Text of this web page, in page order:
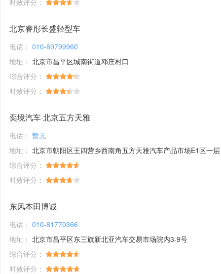
时效评分：
北京睿彤长盛轻型车
电话： 010-80799960
地址： 北京市昌平区城南街道邓庄村口
综合评分：
时效评分：
奕境汽车·北京五方天雅
电话： 暂无
地址： 北京市朝阳区王四营乡西南角五方天雅汽车产品市场E1区一层
综合评分：
时效评分：
东风本田博诚
电话： 010-81770366
地址： 北京市昌平区东三旗新北亚汽车交易市场院内3-9号
综合评分：
时效评分：